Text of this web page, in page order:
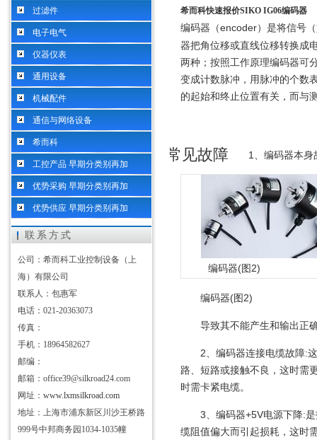
过滤件
电子电气
仪器仪表
通用设备
机械配件
通信与网络设备
希而科
工控产品 早期分类别再加
优势采购 早期分类别再加
优势供应 早期分类别再加
联系方式
公司：希而科工业控制设备（上
海）有限公司
联系人：包惠军
电话：021-20363073
传真：
手机：18964582627
邮编：
邮箱：office39@silkroad24.com
网址： www.lxmsilkroad.com
地址：上海市浦东新区川沙王桥路
999号中邦商务园1034-1035幢
希而科快速报价SIKO IG06编码器
编码器（encoder）是将信号
器把角位移或直线位移转换成
两种；按照工作原理编码器可
变成计数脉冲，用脉冲的个数
的起始和终止位置有关，而与
常见故障 1、编码器本
编码器(图2)
编码器(图2)
导致其不能产生和输出正
2、编码器连接电缆故障:
路、短路或接触不良，这时需
时需卡紧电缆。
3、编码器+5V电源下降:
缆阻值偏大而引起损耗，这时